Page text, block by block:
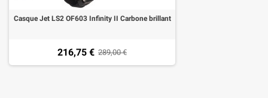
Casque Jet LS2 OF603 Infinity II Carbone brillant
216,75 € 289,00 €